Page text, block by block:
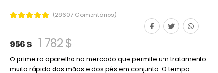
(28607 Comentários)
956 $ 1 782 $
O primeiro aparelho no mercado que permite um tratamento
muito rápido das mãos e dos pés em conjunto. O tempo